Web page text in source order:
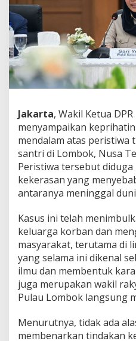
u
s
u
t
a
n
T
n
t
a
s
K
a
s
s
a
n
t
i
T
e
w
a
d
Jakarta, Wakil Ketua
menyampaikan
mendalam atas peristiwa
santri di Lombok, Nusa
Peristiwa tersebut
kekerasan yang
antaranya meninggal
Kasus ini telah
keluarga korban dan
masyarakat, terutama di
yang selama ini dikenal
ilmu dan membentuk
juga merupakan wakil
Pulau Lombok langsung
Menurutnya, tidak ada
membenarkan tindakan